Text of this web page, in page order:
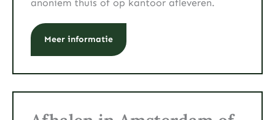
anoniem thuis of op kantoor afleveren.
Meer informatie